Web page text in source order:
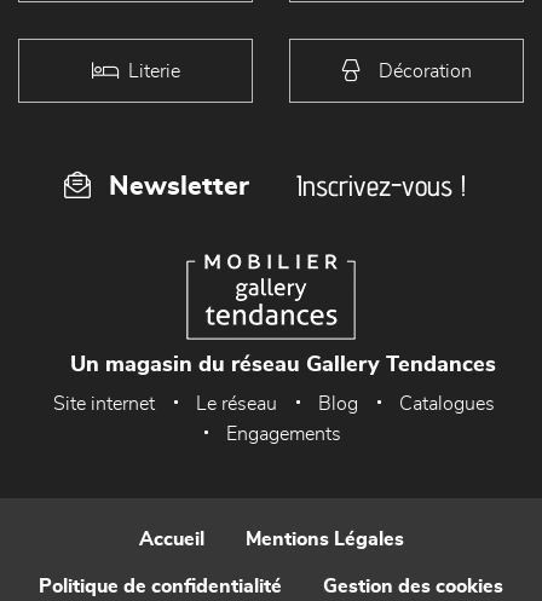
Literie Décoration
Newsletter Inscrivez-vous !
Un magasin du réseau Gallery Tendances
Site internet Le réseau Blog
Catalogues
Engagements
Accueil Mentions Légales
Politique de confidentialité Gestion des cookies